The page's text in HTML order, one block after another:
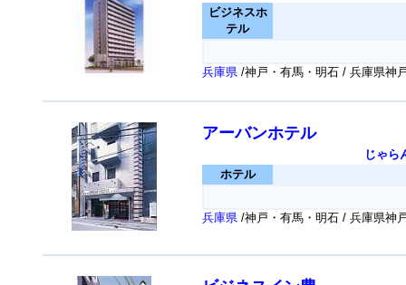
ビジネスホ
テル
兵庫県 /神戸・有馬・明石 / 兵庫県神
アーバンホテル
じゃら
ホテル
兵庫県 /神戸・有馬・明石 / 兵庫県神